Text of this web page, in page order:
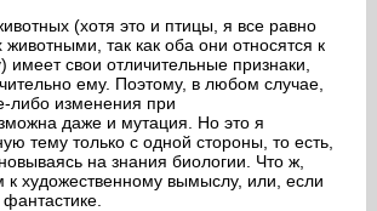
(хотя это и птицы, я все равно
животными, так как оба они относятся к
имеет свои отличительные признаки,
ему. Поэтому, в любом случае,
либо изменения при
даже и мутация. Но это я
тему только с одной стороны, то есть,
на знания биологии. Что ж,
к художественному вымыслу, или, если